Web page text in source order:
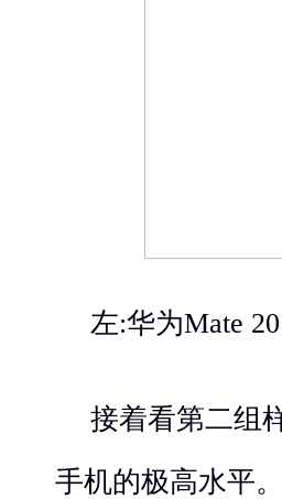
左:华为Mate
接着看第二组
手机的极高水平